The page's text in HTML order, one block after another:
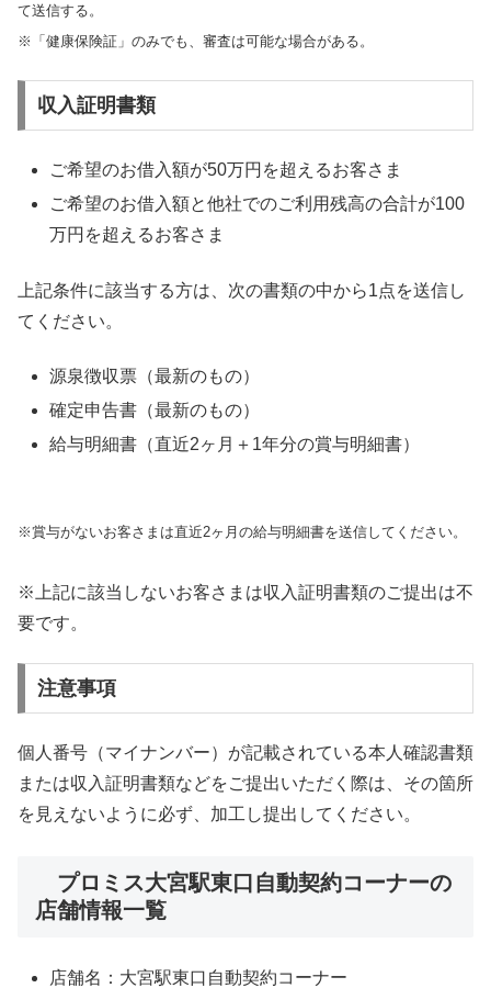
て送信する。
※「健康保険証」のみでも、審査は可能な場合がある。
収入証明書類
ご希望のお借入額が50万円を超えるお客さま
ご希望のお借入額と他社でのご利用残高の合計が100
万円を超えるお客さま
上記条件に該当する方は、次の書類の中から1点を送信し
てください。
源泉徴収票（最新のもの）
確定申告書（最新のもの）
給与明細書（直近2ヶ月＋1年分の賞与明細書）
※賞与がないお客さまは直近2ヶ月の給与明細書を送信してください。
※上記に該当しないお客さまは収入証明書類のご提出は不
要です。
注意事項
個人番号（マイナンバー）が記載されている本人確認書類
または収入証明書類などをご提出いただく際は、その箇所
を見えないように必ず、加工し提出してください。
プロミス大宮駅東口自動契約コーナーの
店舗情報一覧
店舗名：大宮駅東口自動契約コーナー